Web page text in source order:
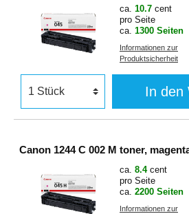
ca. 10.7 cent
pro Seite
ca. 1300 Seiten
Informationen zur
Produktsicherheit
In den
Canon 1244 C 002 M toner,
ca. 8.4 cent
pro Seite
ca. 2200 Seiten
Informationen zur